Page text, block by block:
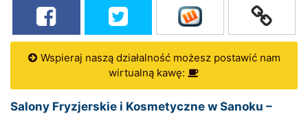
Wspieraj naszą działalność możesz postawić nam
wirtualną kawę:
Salony Fryzjerskie i Kosmetyczne w Sanoku –